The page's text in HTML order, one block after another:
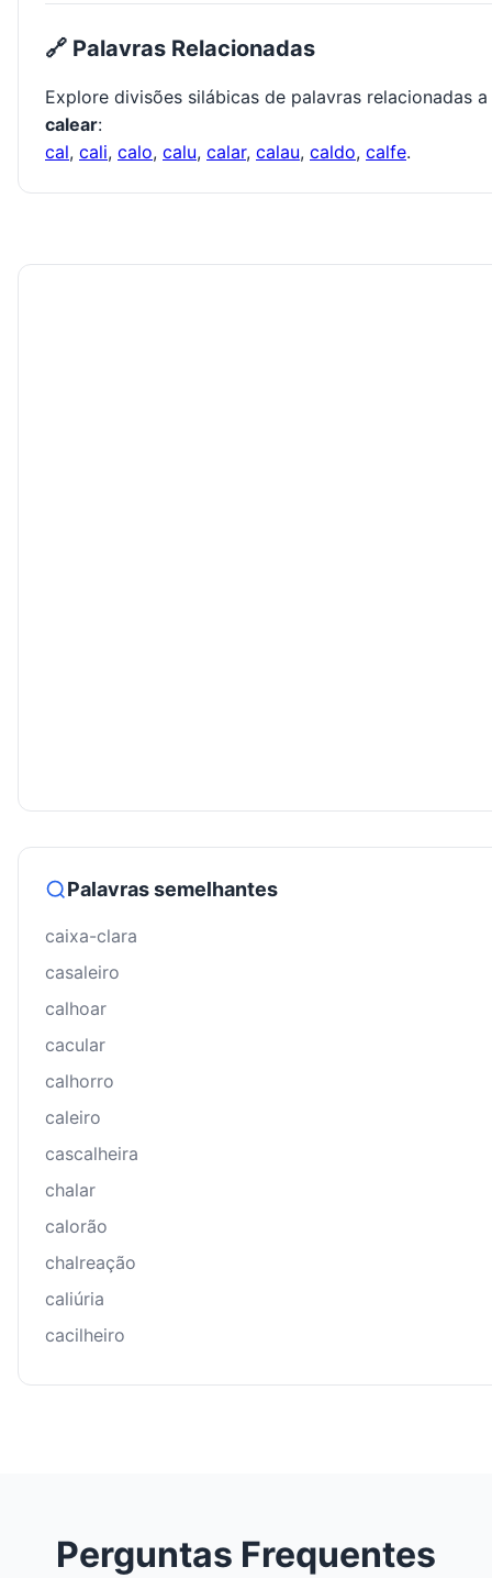
🔗 Palavras Relacionadas
Explore divisões silábicas de palavras relacionadas a
calear:
cal, cali, calo, calu, calar, calau, caldo, calfe.
Palavras semelhantes
caixa-clara
casaleiro
calhoar
cacular
calhorro
caleiro
cascalheira
chalar
calorão
chalreação
caliúria
cacilheiro
Perguntas Frequentes